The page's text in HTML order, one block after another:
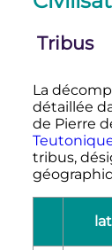
Tribus
La
détaillée
de Pierre
tribus,